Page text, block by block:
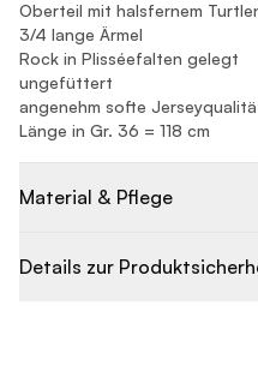
Oberteil mit halsfernem
3/4 lange Ärmel
Rock in Plisséefalten gelegt
ungefüttert
angenehm softe
Länge in Gr. 36 = 118 cm
Material & Pflege
Details zur